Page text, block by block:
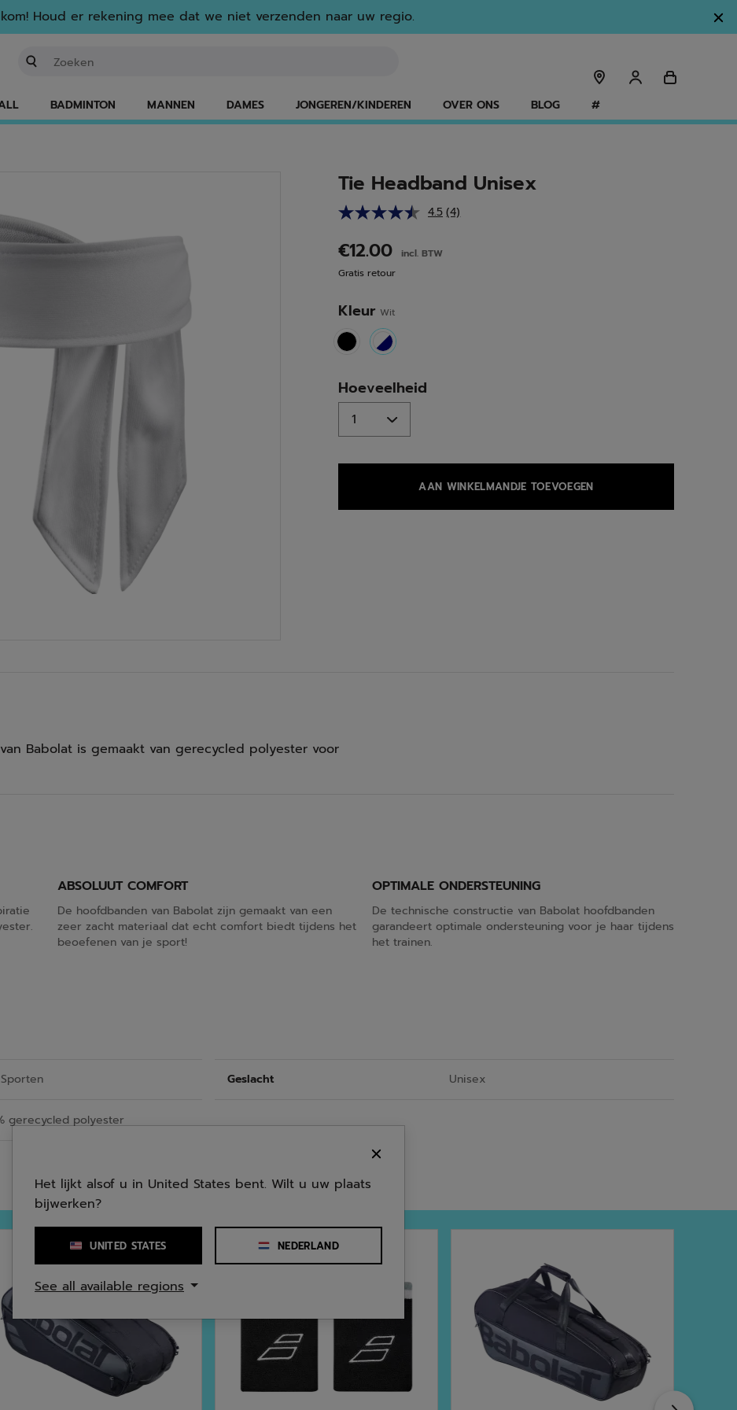
Houd er rekening mee dat we niet verzenden naar uw regio.
BADMINTON MANNEN DAMES JONGEREN/KINDEREN OVER ONS BLOG #
Tie Headband Unisex
4.5 Lees
(4)
€12.00
incl. BTW
Gratis retour
Kleur Wit
selected
Hoeveelheid
AAN WINKELMANDJE TOEVOEGEN
Babolat is gemaakt van gerecycled polyester voor
ABSOLUUT COMFORT
De hoofdbanden van Babolat zijn gemaakt van een
zeer zacht materiaal dat echt comfort biedt tijdens het
beoefenen van je sport!
OPTIMALE ONDERSTEUNING
De technische constructie van Babolat hoofdbanden
garandeert optimale ondersteuning voor je haar tijdens
het trainen.
Geslacht Unisex
gerecycled polyester
Het lijkt alsof u in United States bent. Wilt u uw plaats
bijwerken?
UNITED STATES NEDERLAND
See all available regions